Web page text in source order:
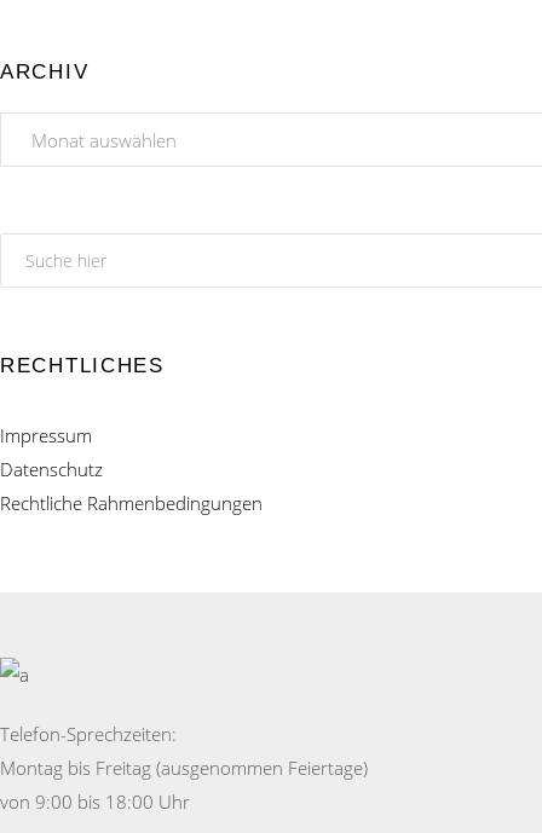
ARCHIV
Archiv
RECHTLICHES
Impressum
Datenschutz
Rechtliche Rahmenbedingungen
Telefon-Sprechzeiten:
Montag bis Freitag (ausgenommen Feiertage)
von 9:00 bis 18:00 Uhr